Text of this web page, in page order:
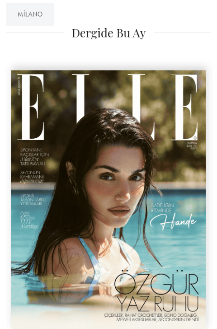
MILANO
Dergide Bu Ay